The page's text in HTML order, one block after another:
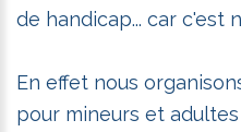
de handicap... car c'est
En effet nous
pour mineurs et